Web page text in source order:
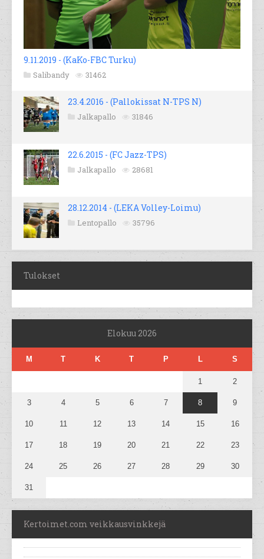
9.11.2019 - (KaKo-FBC Turku)
Salibandy 31462
23.4.2016 - (Pallokissat N-TPS N)
Jalkapallo 31846
22.6.2015 - (FC Jazz-TPS)
Jalkapallo 28681
28.12.2014 - (LEKA Volley-Loimu)
Lentopallo 35796
Tulokset
Elokuu 2026
M T K T P L S
1 2
3 4 5 6 7 8 9
10 11 12 13 14 15 16
17 18 19 20 21 22 23
24 25 26 27 28 29 30
31
Kertoimet.com veikkausvinkkejä